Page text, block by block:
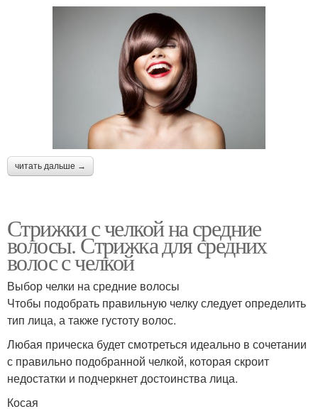
читать дальше →
Стрижки с челкой на средние
волосы. Стрижка для средних
волос с челкой
Выбор челки на средние волосы
Чтобы подобрать правильную челку следует определить
тип лица, а также густоту волос.
Любая прическа будет смотреться идеально в сочетании
с правильно подобранной челкой, которая скроит
недостатки и подчеркнет достоинства лица.
Косая